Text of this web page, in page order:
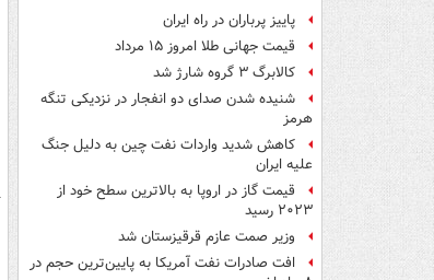
پاییز پرباران در راه ایران
قیمت جهانی طلا امروز ۱۵ مرداد
کالابرگ ۳ گروه شارژ شد
شنیده شدن صدای دو انفجار در نزدیکی تنگه
هرمز
کاهش شدید واردات نفت چین به دلیل جنگ
علیه ایران
قیمت گاز در اروپا به بالاترین سطح خود از
۲۰۲۳ رسید
وزیر صمت عازم قرقیزستان شد
افت صادرات نفت آمریکا به پایین‌ترین حجم در